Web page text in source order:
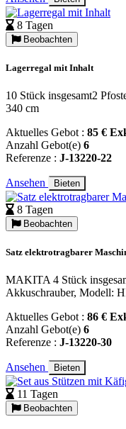
8 Tagen
Beobachten
Lagerregal mit Inhalt
10 Stück insgesamt2
340 cm
Aktuelles Gebot : 85 €
Anzahl Gebot(e) 6
Referenze : J-13220-22
Ansehen Bieten
8 Tagen
Beobachten
Satz elektrotragbarer
MAKITA 4 Stück
Akkuschrauber, Modell:
Aktuelles Gebot : 86 €
Anzahl Gebot(e) 6
Referenze : J-13220-30
Ansehen Bieten
11 Tagen
Beobachten